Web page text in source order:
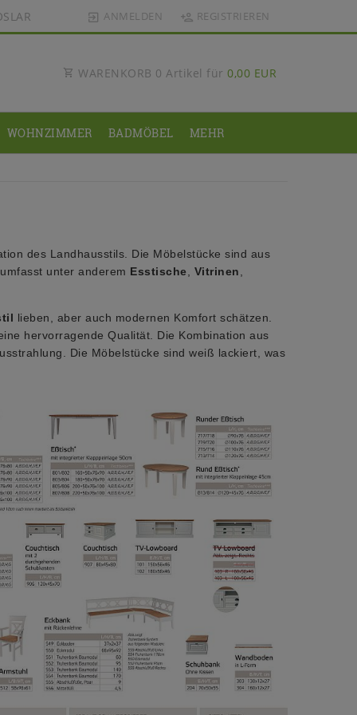
ANMELDEN REGISTRIEREN
WARENKORB 0 Artikel für 0,00 EUR
WOHNZIMMER BADMÖBEL MEHR
des Landhausstils. Die Möbelstücke sind aus
unter anderem Esstische, Vitrinen,
lieben, aber auch modernen Komfort schätzen.
hervorragende Qualität. Die Kombination aus
Die Möbelstücke sind weiß lackiert, was